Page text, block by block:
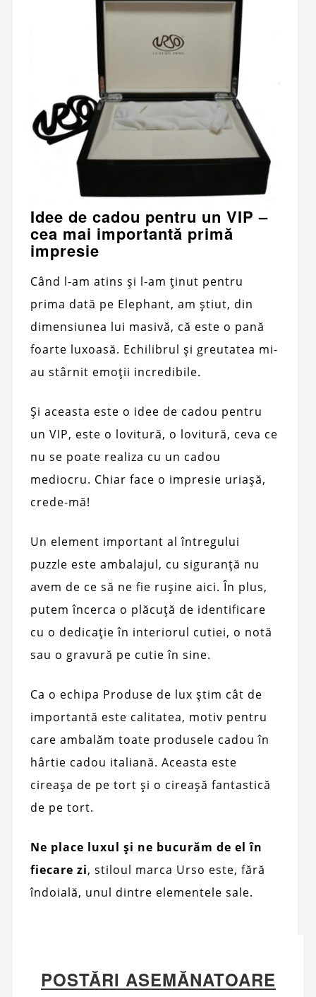
Idee de cadou pentru un VIP –
cea mai importantă primă
impresie
Când l-am atins și l-am ținut pentru
prima dată pe Elephant, am știut, din
dimensiunea lui masivă, că este o pană
foarte luxoasă. Echilibrul și greutatea mi-
au stârnit emoții incredibile.
Și aceasta este o idee de cadou pentru
un VIP, este o lovitură, o lovitură, ceva ce
nu se poate realiza cu un cadou
mediocru. Chiar face o impresie uriașă,
crede-mă!
Un element important al întregului
puzzle este ambalajul, cu siguranță nu
avem de ce să ne fie rușine aici. În plus,
putem încerca o plăcuță de identificare
cu o dedicație în interiorul cutiei, o notă
sau o gravură pe cutie în sine.
Ca o echipa Produse de lux știm cât de
importantă este calitatea, motiv pentru
care ambalăm toate produsele cadou în
hârtie cadou italiană. Aceasta este
cireașa de pe tort și o cireașă fantastică
de pe tort.
Ne place luxul și ne bucurăm de el în
fiecare zi, stiloul marca Urso este, fără
îndoială, unul dintre elementele sale.
POSTĂRI ASEMĂNATOARE